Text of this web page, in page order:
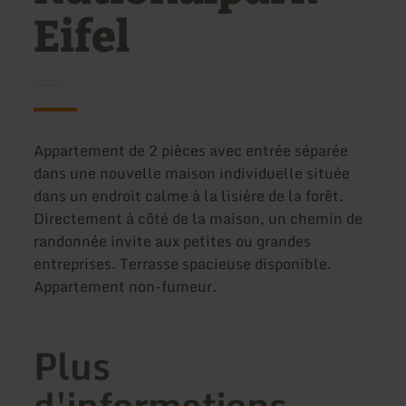
Eifel
Appartement de 2 pièces avec entrée séparée
dans une nouvelle maison individuelle située
dans un endroit calme à la lisière de la forêt.
Directement à côté de la maison, un chemin de
randonnée invite aux petites ou grandes
entreprises. Terrasse spacieuse disponible.
Appartement non-fumeur.
Plus